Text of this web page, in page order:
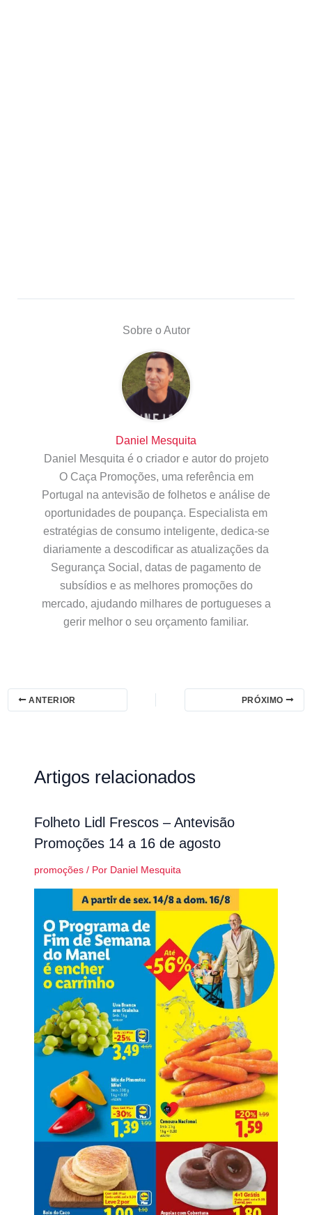
Sobre o Autor
Daniel Mesquita
Daniel Mesquita é o criador e autor do projeto
O Caça Promoções, uma referência em
Portugal na antevisão de folhetos e análise de
oportunidades de poupança. Especialista em
estratégias de consumo inteligente, dedica-se
diariamente a descodificar as atualizações da
Segurança Social, datas de pagamento de
subsídios e as melhores promoções do
mercado, ajudando milhares de portugueses a
gerir melhor o seu orçamento familiar.
ANTERIOR PRÓXIMO
Artigos relacionados
Folheto Lidl Frescos – Antevisão
Promoções 14 a 16 de agosto
promoções/ Por Daniel Mesquita